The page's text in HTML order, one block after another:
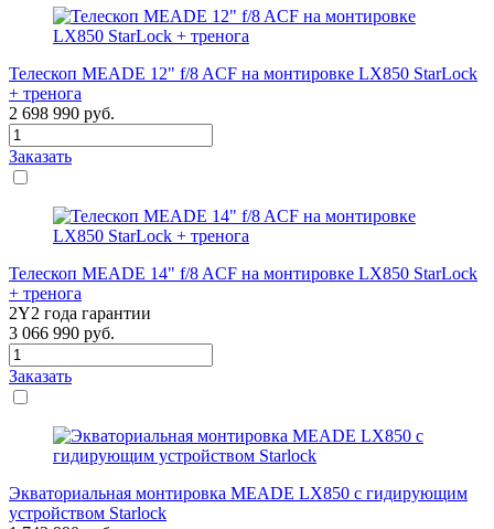
Телескоп MEADE 12" f/8 ACF на монтировке LX850 StarLock
+ тренога
2 698 990 руб.
Заказать
Телескоп MEADE 14" f/8 ACF на монтировке LX850 StarLock
+ тренога
2Y2 года гарантии
3 066 990 руб.
Заказать
Экваториальная монтировка MEADE LX850 с гидирующим
устройством Starlock